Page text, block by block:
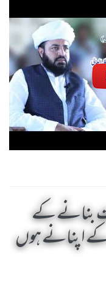
بنانے کے
اپنانے ہوں